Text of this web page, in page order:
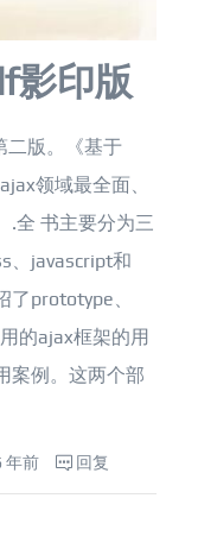
影印版
二版。《基于
领域最全面、
.全 书主要分为三
、javascript和
了prototype、
的ajax框架的用
案例。这两个部
年前 回复